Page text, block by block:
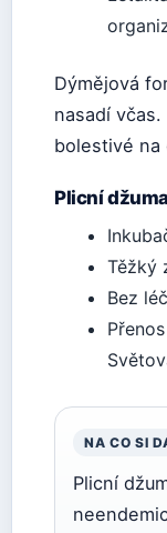
Dýmějová
nasadí
bolestivé na
Plicní
Těžký
Bez
NA CO SI
Plicní